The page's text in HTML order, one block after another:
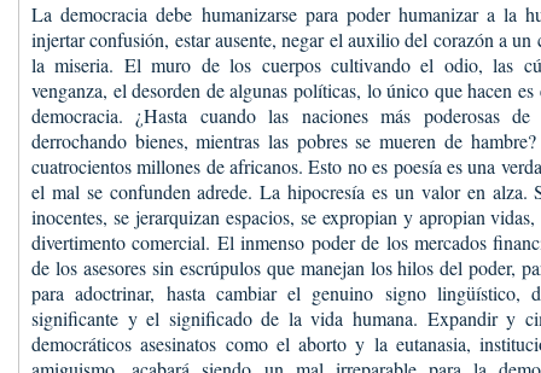
La democracia debe humanizarse para poder humanizar a la
injertar confusión, estar ausente, negar el auxilio del corazón a un
la miseria. El muro de los cuerpos cultivando el odio, las
venganza, el desorden de algunas políticas, lo único que hacen
democracia. ¿Hasta cuando las naciones más poderosas
derrochando bienes, mientras las pobres se mueren de
cuatrocientos millones de africanos. Esto no es poesía es una
el mal se confunden adrede. La hipocresía es un valor en alza.
inocentes, se jerarquizan espacios, se expropian y apropian
divertimento comercial. El inmenso poder de los mercados
de los asesores sin escrúpulos que manejan los hilos del poder,
para adoctrinar, hasta cambiar el genuino signo lingüístico,
significante y el significado de la vida humana. Expandir y
democráticos asesinatos como el aborto y la eutanasia,